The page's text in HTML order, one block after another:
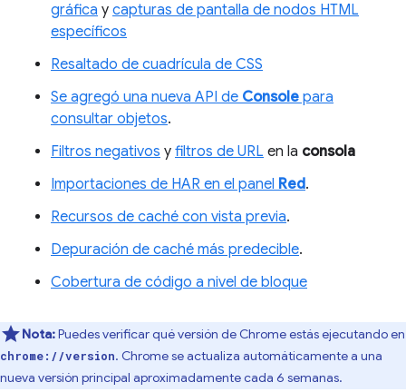
gráfica y capturas de pantalla de nodos HTML
específicos
Resaltado de cuadrícula de CSS
Se agregó una nueva API de Console para
consultar objetos.
Filtros negativos y filtros de URL en la consola
Importaciones de HAR en el panel Red.
Recursos de caché con vista previa.
Depuración de caché más predecible.
Cobertura de código a nivel de bloque
Nota:Puedes verificar qué versión de Chrome estás ejecutando en
chrome://version. Chrome se actualiza automáticamente a una
nueva versión principal aproximadamente cada 6 semanas.